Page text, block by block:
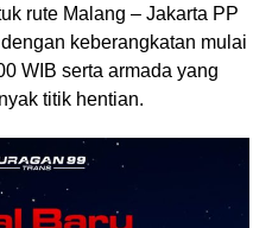
rute Malang – Jakarta PP
keberangkatan mulai
WIB serta armada yang
titik hentian.